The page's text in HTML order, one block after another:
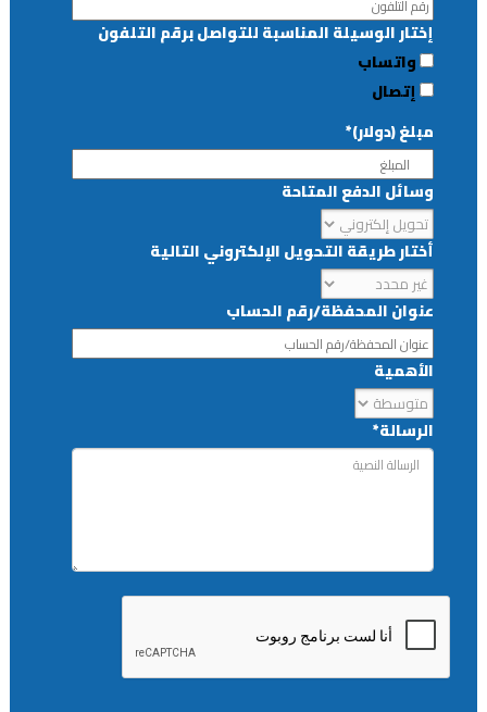
إختار الوسيلة المناسبة للتواصل برقم التلفون
واتساب
إتصال
مبلغ (دولار)*
وسائل الدفع المتاحة
أختار طريقة التحويل الإلكتروني التالية
عنوان المحفظة/رقم الحساب
الأهمية
الرسالة*